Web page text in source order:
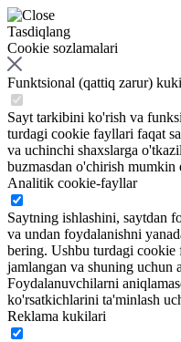
Tasdiqlang
Cookie sozlamalari
Funktsional (qattiq zarur)
Sayt tarkibini ko'rish va
turdagi cookie fayllari faqat
va uchinchi shaxslarga
buzmasdan o'chirish mumkin
Analitik cookie-fayllar
Saytning ishlashini, saytdan
va undan foydalanishni
bering. Ushbu turdagi
jamlangan va shuning uchun
Foydalanuvchilarni
ko'rsatkichlarini ta'minlash
Reklama kukilari